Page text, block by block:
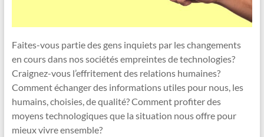
Faites-vous partie des gens inquiets par les changements
en cours dans nos sociétés empreintes de technologies?
Craignez-vous l’effritement des relations humaines?
Comment échanger des informations utiles pour nous, les
humains, choisies, de qualité? Comment profiter des
moyens technologiques que la situation nous offre pour
mieux vivre ensemble?